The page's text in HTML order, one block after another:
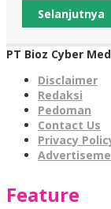
Selanjutnya
PT Bioz Cyber
Disclaimer
Redaksi
Pedoman
Contact Us
Privacy
Feature